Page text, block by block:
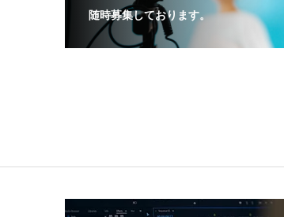
随時募集しております。